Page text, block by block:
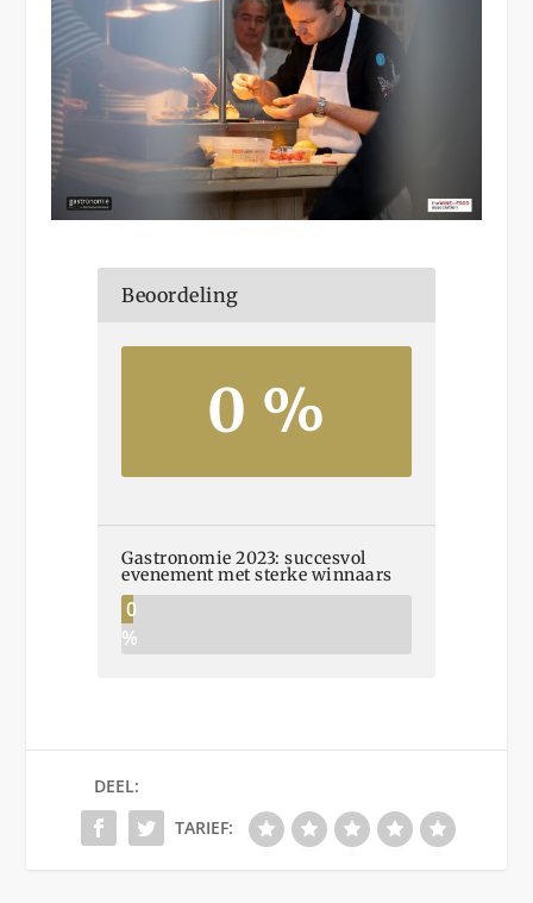
Beoordeling
0 %
Gastronomie 2023: succesvol
evenement met sterke winnaars
0
%
DEEL:
TARIEF: